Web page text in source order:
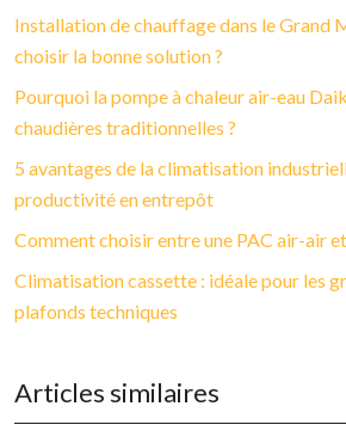
Installation de chauffage dans le Grand
choisir la bonne solution ?
Pourquoi la pompe à chaleur air-eau
chaudières traditionnelles ?
5 avantages de la climatisation
productivité en entrepôt
Comment choisir entre une PAC air-air
Climatisation cassette : idéale pour les
plafonds techniques
Articles similaires